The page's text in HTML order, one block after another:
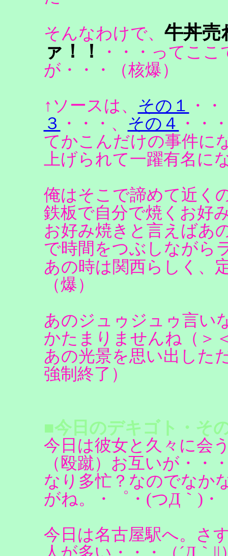
そんなわけで、 牛丼売
ァ！！
・・・ってこ
が・・・（核爆）
↑ソースは、 その１
・
３
・・・、 その４ ・・
てかこんだけの事件に
上げられて一躍有名に
俺はそこで諦めて近く
鉄板で自分で焼くお好
お好み焼きと言えばあ
で時間をつぶしながら
あの時は関西らしく、
（爆）
あのジュゥジュゥ言い
かたまりませんね（＞
あの光景を思い出し
強制終了）
■今日のデキゴト・そ
今日は彼女と久々に会
（殴蹴）お互いが・・
なり多忙？なのでなか
がね。・゜・(つД｀)・
今日は名古屋駅へ。さ